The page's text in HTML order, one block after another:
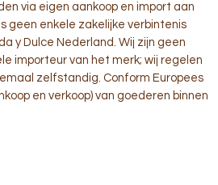
via eigen aankoop en import aan
geen enkele zakelijke verbintenis
y Dulce Nederland. Wij zijn geen
importeur van het merk; wij regelen
zelfstandig. Conform Europees
en verkoop) van goederen binnen